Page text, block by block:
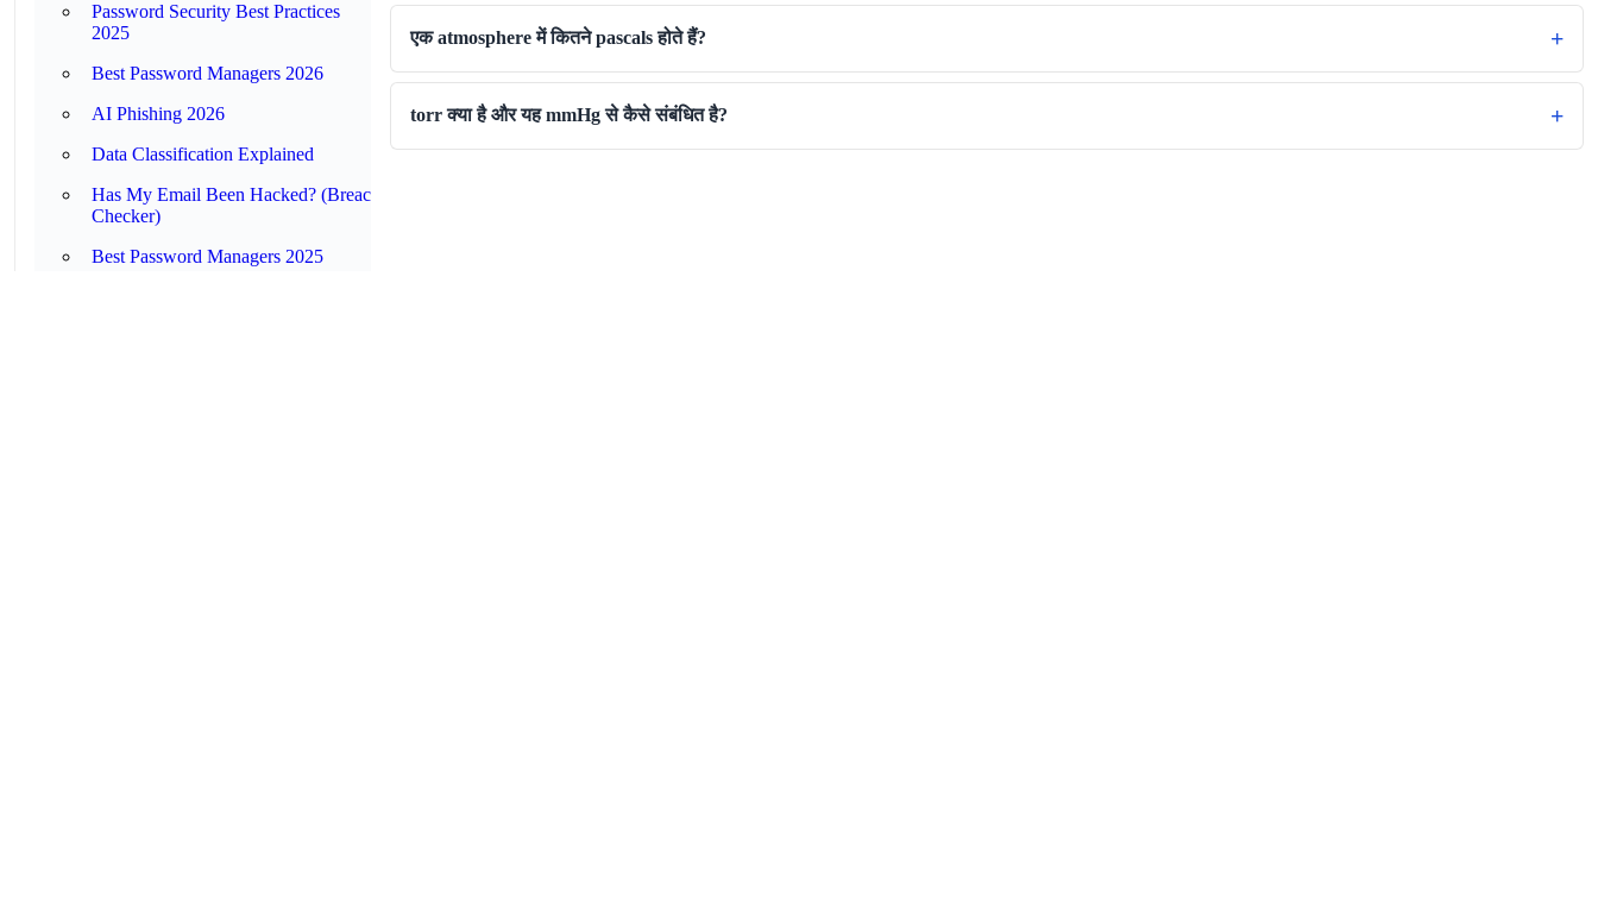
Password Security Best Practices
2025
Best Password Managers 2026
AI Phishing 2026
Data Classification Explained
Has My Email Been Hacked? (Breach
Checker)
Best Password Managers 2025
एक atmosphere में कितने pascals होते हैं?
torr क्या है और यह mmHg से कैसे संबंधित है?